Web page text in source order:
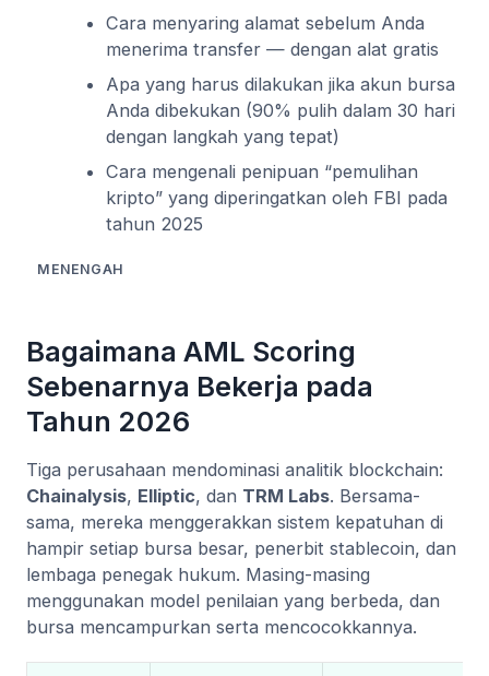
Cara menyaring alamat sebelum Anda
menerima transfer — dengan alat gratis
Apa yang harus dilakukan jika akun bursa
Anda dibekukan (90% pulih dalam 30 hari
dengan langkah yang tepat)
Cara mengenali penipuan “pemulihan
kripto” yang diperingatkan oleh FBI pada
tahun 2025
MENENGAH
Bagaimana AML Scoring
Sebenarnya Bekerja pada
Tahun 2026
Tiga perusahaan mendominasi analitik blockchain:
Chainalysis, Elliptic, dan TRM Labs. Bersama-
sama, mereka menggerakkan sistem kepatuhan di
hampir setiap bursa besar, penerbit stablecoin, dan
lembaga penegak hukum. Masing-masing
menggunakan model penilaian yang berbeda, dan
bursa mencampurkan serta mencocokkannya.